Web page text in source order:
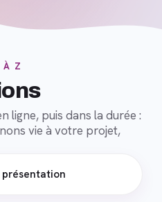
À Z
ligne, puis dans la durée :
vie à votre projet,
présentation